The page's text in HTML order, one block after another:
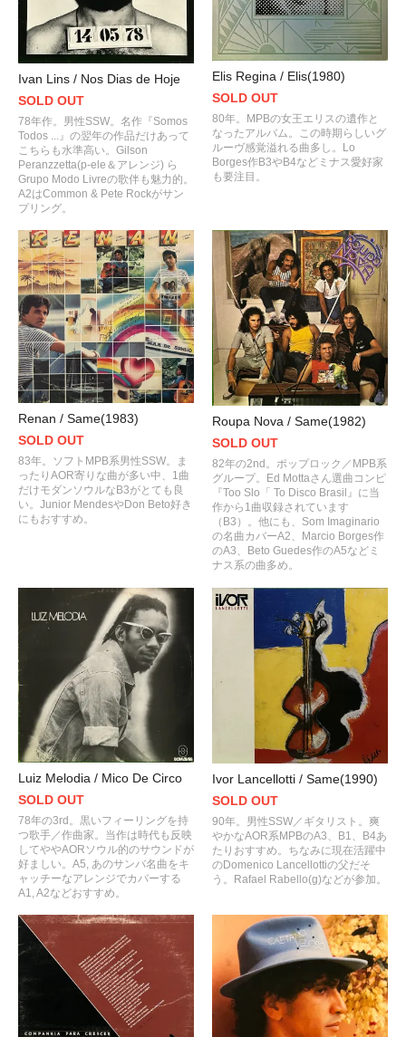
Ivan Lins / Nos Dias de Hoje
SOLD OUT
78年作。男性SSW。名作『Somos
Todos ...』の翌年の作品だけあって
こちらも水準高い。Gilson
Peranzzetta(p-ele＆アレンジ) ら
Grupo Modo Livreの歌伴も魅力的。
A2はCommon & Pete Rockがサン
プリング。
Elis Regina / Elis(1980)
SOLD OUT
80年。MPBの女王エリスの遺作と
なったアルバム。この時期らしいグ
ルーヴ感覚溢れる曲多し。Lo
Borges作B3やB4などミナス愛好家
も要注目。
Renan / Same(1983)
SOLD OUT
83年。ソフトMPB系男性SSW。ま
ったりAOR寄りな曲が多い中、1曲
だけモダンソウルなB3がとても良
い。Junior MendesやDon Beto好き
にもおすすめ。
Roupa Nova / Same(1982)
SOLD OUT
82年の2nd。ポップロック／MPB系
グループ。Ed Mottaさん選曲コンピ
『Too Slo「 To Disco Brasil』に当
作から1曲収録されています
（B3）。他にも、Som Imaginario
の名曲カバーA2、Marcio Borges作
のA3、Beto Guedes作のA5などミ
ナス系の曲多め。
Luiz Melodia / Mico De Circo
SOLD OUT
78年の3rd。黒いフィーリングを持
つ歌手／作曲家。当作は時代も反映
してややAORソウル的のサウンドが
好ましい。A5, あのサンバ名曲をキ
ャッチーなアレンジでカバーする
A1, A2などおすすめ。
Ivor Lancellotti / Same(1990)
SOLD OUT
90年。男性SSW／ギタリスト。爽
やかなAOR系MPBのA3、B1、B4あ
たりおすすめ。ちなみに現在活躍中
のDomenico Lancellottiの父だそ
う。Rafael Rabello(g)などが参加。